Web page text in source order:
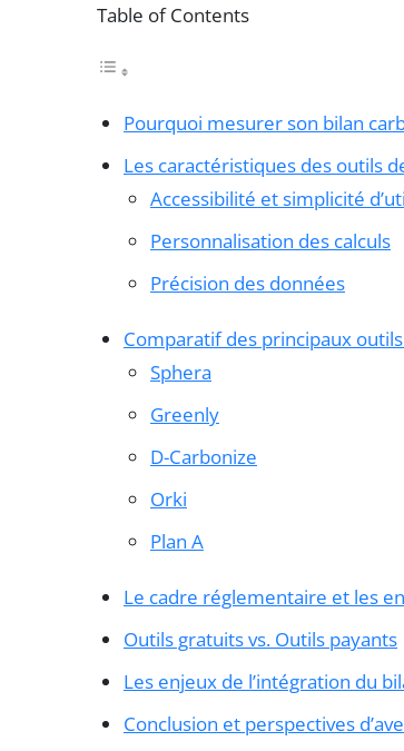
Table of Contents
Pourquoi mesurer son bilan
Les caractéristiques des outils
Accessibilité et simplicité
Personnalisation des calculs
Précision des données
Comparatif des principaux
Sphera
Greenly
D-Carbonize
Orki
Plan A
Le cadre réglementaire et les
Outils gratuits vs. Outils payants
Les enjeux de l’intégration du
Conclusion et perspectives